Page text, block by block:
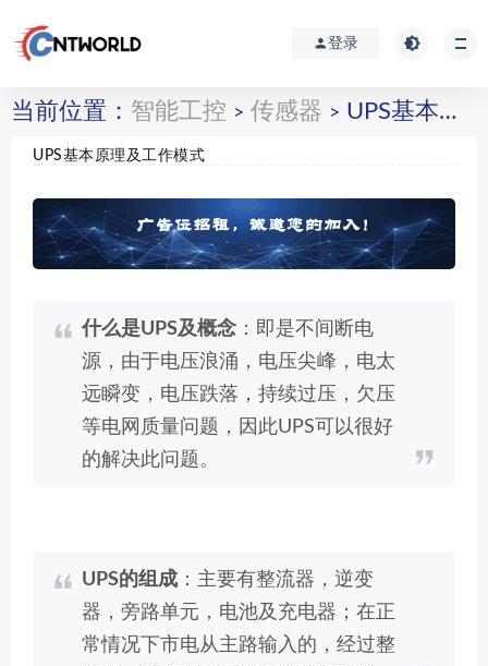
登录
当前位置： 智能工控 > 传感器 > UPS基本原理及工作模式
UPS基本原理及工作模式
什么是UPS及概念 ：即是不间断电
源，由于电压浪涌，电压尖峰，电太
远瞬变，电压跌落，持续过压，欠压
等电网质量问题，因此UPS可以很好
的解决此问题。
UPS的组成 ：主要有整流器，逆变
器，旁路单元，电池及充电器；在正
常情况下市电从主路输入的，经过整